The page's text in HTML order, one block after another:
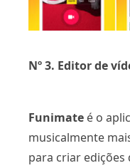
Nº 3. Editor de
Funimate é o
musicalmente
para criar edições